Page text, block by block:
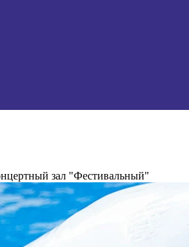
зал "Фестивальный"